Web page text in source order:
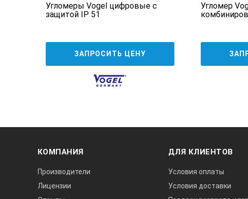
Угломеры Vogel цифровые с
защитой IP 51
ЗАПРОСИТЬ ЦЕНУ
Угломер
КОМПАНИЯ
Производители
Лицензии
ДЛЯ КЛИЕНТОВ
Условия оплаты
Условия доставки